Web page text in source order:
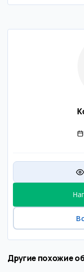
Другие похожие